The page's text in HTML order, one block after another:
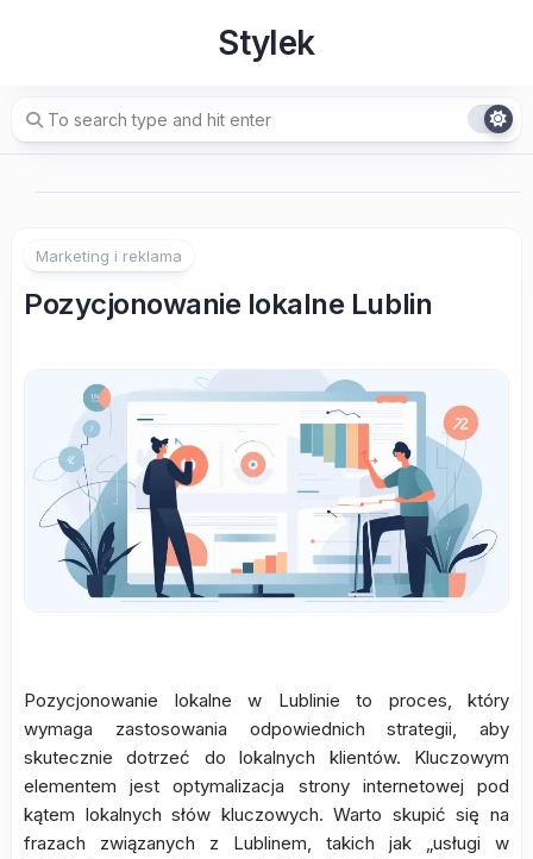
Stylek
Marketing i reklama
Pozycjonowanie lokalne Lublin
Pozycjonowanie lokalne w Lublinie to proces, który
wymaga zastosowania odpowiednich strategii, aby
skutecznie dotrzeć do lokalnych klientów. Kluczowym
elementem jest optymalizacja strony internetowej pod
kątem lokalnych słów kluczowych. Warto skupić się na
frazach związanych z Lublinem, takich jak „usługi w